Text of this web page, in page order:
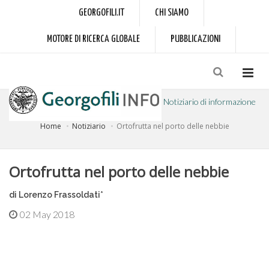
GEORGOFILI.IT CHI SIAMO
MOTORE DI RICERCA GLOBALE PUBBLICAZIONI
Notiziario di informazione
Home Notiziario Ortofrutta nel porto delle nebbie
Ortofrutta nel porto delle nebbie
di Lorenzo Frassoldati*
02 May 2018